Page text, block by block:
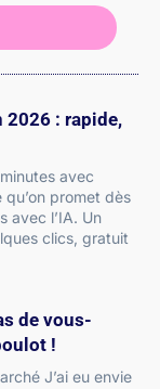
2026 : rapide,
avec
promet dès
avec l’IA. Un
clics, gratuit
de vous-
!
J’ai eu envie